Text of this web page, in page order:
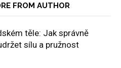
FROM AUTHOR
těle: Jak správně
sílu a pružnost